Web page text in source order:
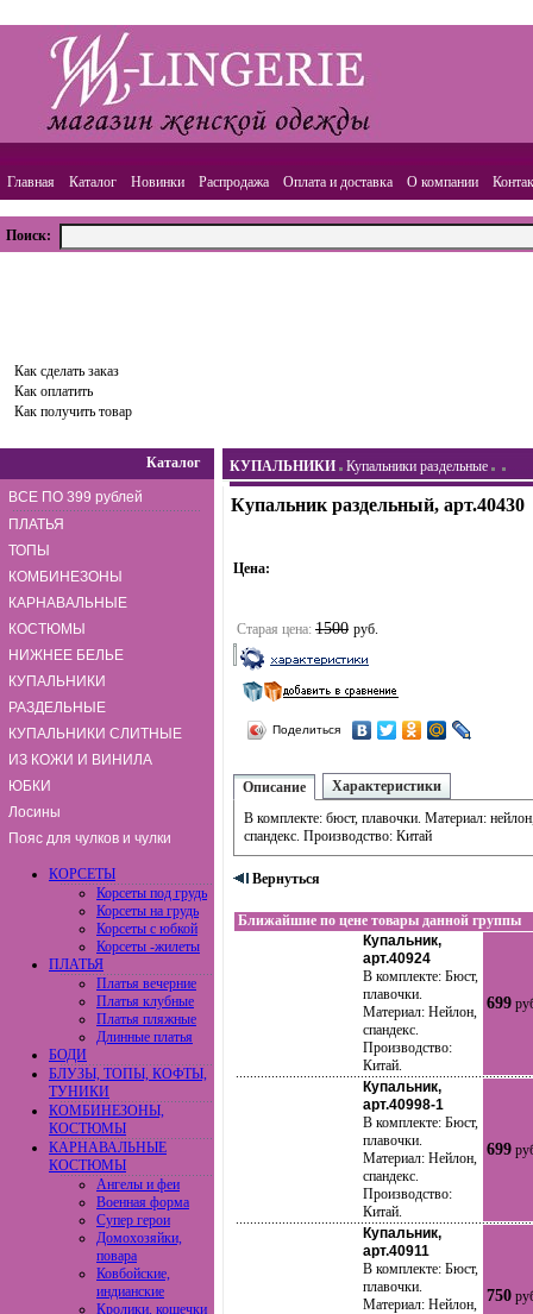
Главная Каталог Новинки Распродажа Оплата и доставка О компании
Поиск:
Как сделать заказ
Как оплатить
Как получить товар
Каталог
ВСЕ ПО 399 рублей
ПЛАТЬЯ
ТОПЫ
КОМБИНЕЗОНЫ
КАРНАВАЛЬНЫЕ
КОСТЮМЫ
НИЖНЕЕ БЕЛЬЕ
КУПАЛЬНИКИ
РАЗДЕЛЬНЫЕ
КУПАЛЬНИКИ СЛИТНЫЕ
ИЗ КОЖИ И ВИНИЛА
ЮБКИ
Лосины
Пояс для чулков и чулки
КОРСЕТЫ
Корсеты под грудь
Корсеты на грудь
Корсеты с юбкой
Корсеты -жилеты
ПЛАТЬЯ
Платья вечерние
Платья клубные
Платья пляжные
Длинные платья
БОДИ
БЛУЗЫ, ТОПЫ, КОФТЫ,
ТУНИКИ
КОМБИНЕЗОНЫ,
КОСТЮМЫ
КАРНАВАЛЬНЫЕ
КОСТЮМЫ
Ангелы и феи
Военная форма
Супер герои
Домохозяйки,
повара
Ковбойские,
индианские
Кролики, кошечки
КУПАЛЬНИКИ Купальники раздельные
Купальник раздельный, арт.40430
Цена:
Старая цена: 1500 руб.
Поделиться
Описание
Характеристики
В комплекте: бюст, плавочки. Материал:
спандекс. Производство: Китай
Вернуться
Ближайшие по цене товары данной группы
Купальник,
арт.40924
В комплекте: Бюст,
плавочки.
Материал: Нейлон,
спандекс.
Производство:
Китай.
699
Купальник,
арт.40998-1
В комплекте: Бюст,
плавочки.
Материал: Нейлон,
спандекс.
Производство:
Китай.
699
Купальник,
арт.40911
В комплекте: Бюст,
плавочки.
Материал: Нейлон, 750